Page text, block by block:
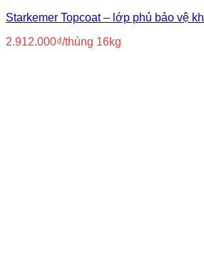
Starkemer Topcoat – lớp phủ bảo vệ
2.912.000₫/thùng 16kg